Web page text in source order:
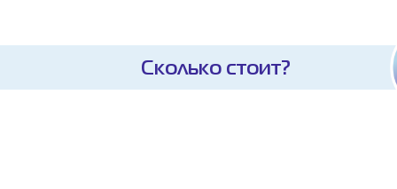
Сколько стоит?